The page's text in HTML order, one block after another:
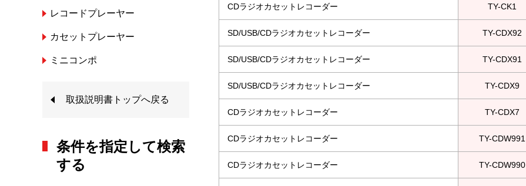
レコードプレーヤー
カセットプレーヤー
ミニコンポ
取扱説明書トップへ戻る
条件を指定して検索
する
CDラジオカセットレコーダー TY-CK1
SD/USB/CDラジオカセットレコーダー TY-CDX92
SD/USB/CDラジオカセットレコーダー TY-CDX91
SD/USB/CDラジオカセットレコーダー TY-CDX9
CDラジオカセットレコーダー TY-CDX7
CDラジオカセットレコーダー TY-CDW991
CDラジオカセットレコーダー TY-CDW990